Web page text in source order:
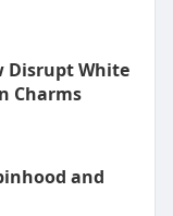
Disrupt White
Charms
and